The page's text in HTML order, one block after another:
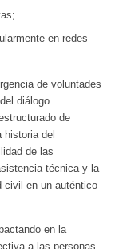
en redes
de voluntades
diálogo
de
del
de las
técnica y la
civil en un auténtico
en la
a las personas